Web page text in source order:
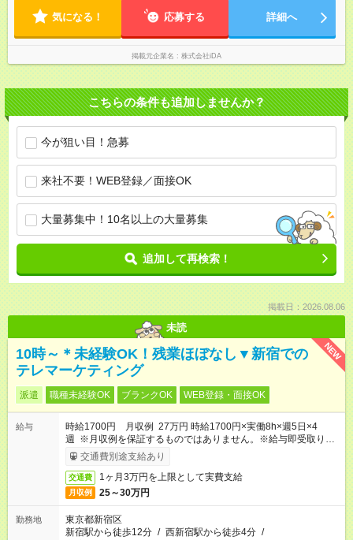
気になる！ 応募する 詳細へ
掲載元企業名 株式会社iDA
こちらの条件も追加しませんか？
今が狙い目！急募
来社不要！WEB登録／面接OK
大量募集中！10名以上の大量募集
追加して再検索！
掲載日：2026.08.06
未読
NEW
10時～＊未経験OK！残業ほぼなし▼新宿での
テレマーケティング
派遣 職種未経験OK ブランクOK WEB登録・面接OK
給与
時給1700円 月収例 27万円 時給1700円×実働8h×週5日×4
週 ※月収例を保証するものではありません。※給与即受取りサ
ービス利用可（利用条件有）
交通費別途支給あり
交通費 1ヶ月3万円を上限として実費支給
月収例 25～30万円
勤務地
東京都新宿区
新宿駅から徒歩12分 / 西新宿駅から徒歩4分 /